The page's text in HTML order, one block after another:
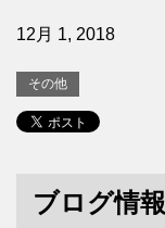
12月 1, 2018
その他
ブログ情